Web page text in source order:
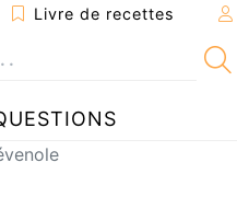
Livre de recettes